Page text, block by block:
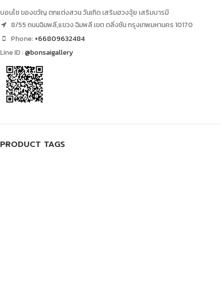
บอนไซ ของขวัญ ตกแต่งสวน วันเกิด เสริมฮวงจุ้ย เสริมบารมี
8/55 ถนนฉิมพลี,แขวง ฉิมพลี เขต ตลิ่งชัน กรุงเทพมหานคร 10170
Phone:+66809632484
Line ID :@bonsaigallery
PRODUCT TAGS